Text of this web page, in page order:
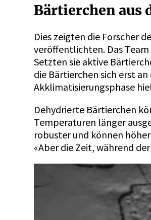
Bärtierchen aus
Dies zeigten die Forscher
veröffentlichten. Das
Setzten sie aktive
die Bärtierchen sich erst
Akklimatisierungsphase
Dehydrierte Bärtierchen
Temperaturen länger
robuster und können
«Aber die Zeit, während